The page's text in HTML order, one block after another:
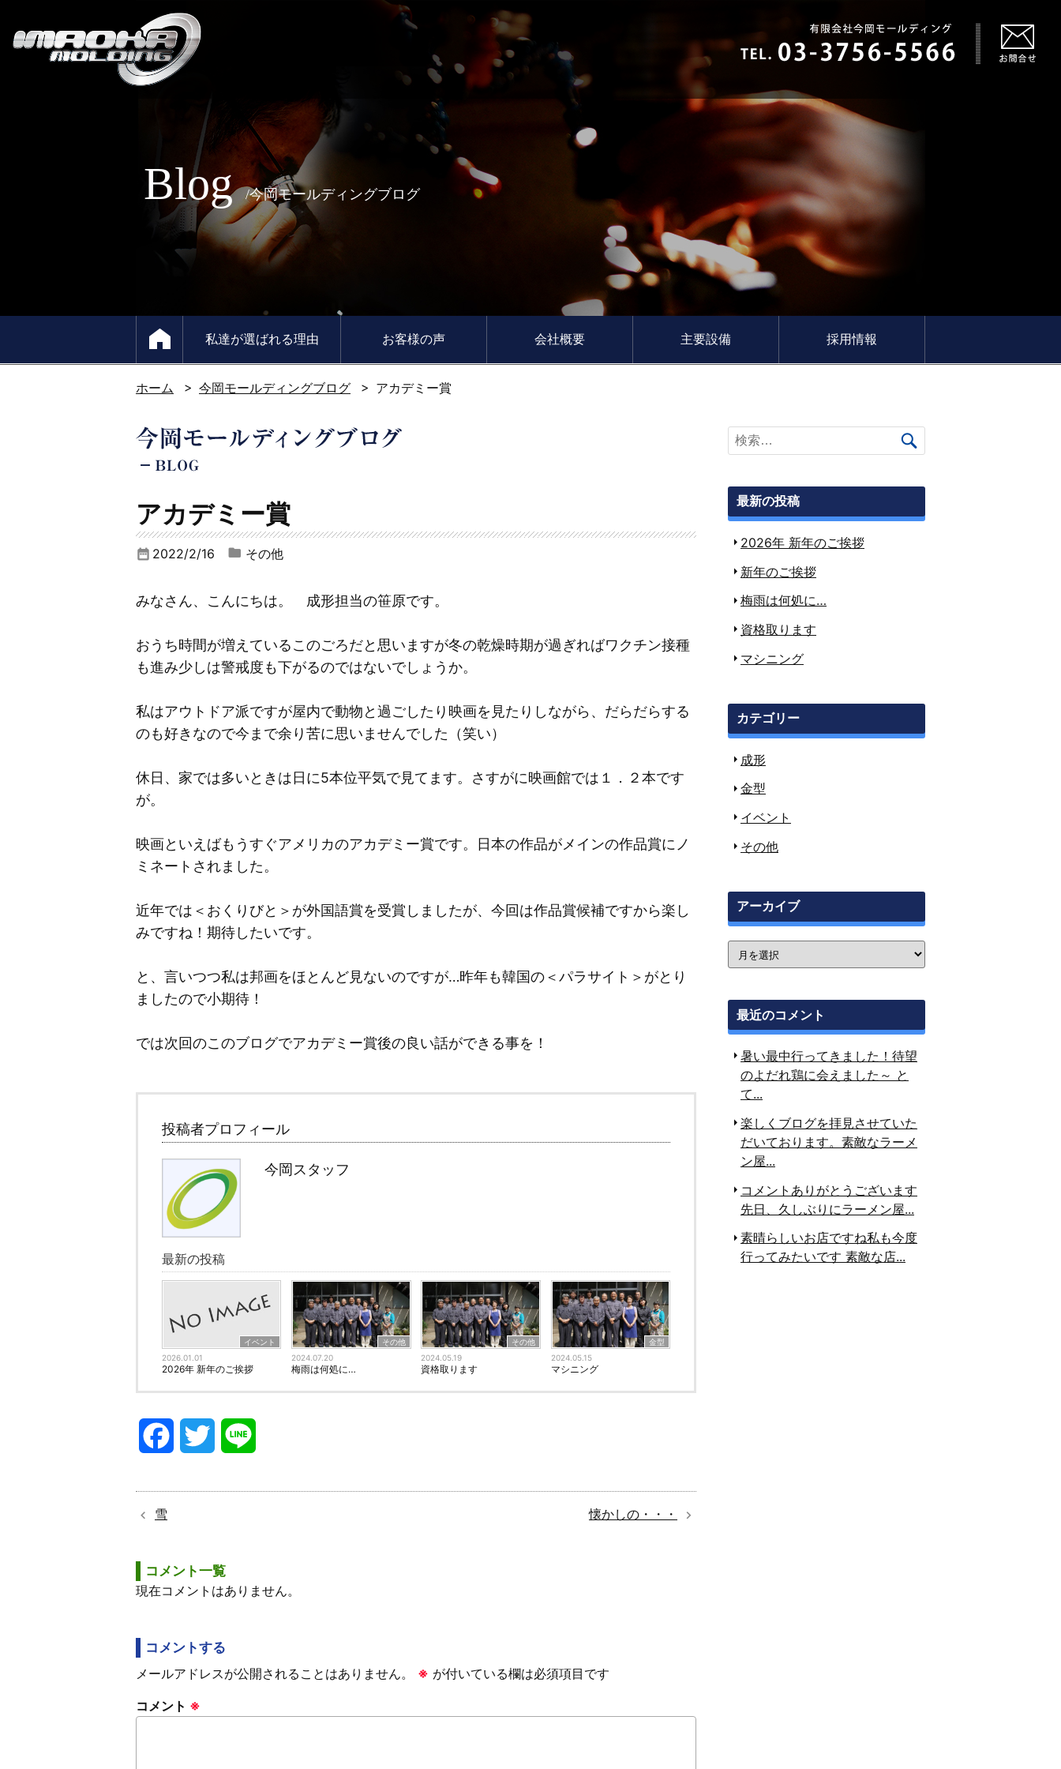
Blog /今岡モールディングブログ
私達が選ばれる理由 お客様の声 会社概要 主要設備 採用情報
ホーム 今岡モールディングブログ アカデミー賞
アカデミー賞
date_range 2022/2/16 その他
みなさん、こんにちは。 成形担当の笹原です。
おうち時間が増えているこのごろだと思いますが冬の乾燥時期が過ぎればワクチン接種
も進み少しは警戒度も下がるのではないでしょうか。
私はアウトドア派ですが屋内で動物と過ごしたり映画を見たりしながら、だらだらする
のも好きなので今まで余り苦に思いませんでした（笑い）
休日、家では多いときは日に5本位平気で見てます。さすがに映画館では１．２本です
が。
映画といえばもうすぐアメリカのアカデミー賞です。日本の作品がメインの作品賞にノ
ミネートされました。
近年では＜おくりびと＞が外国語賞を受賞しましたが、今回は作品賞候補ですから楽し
みですね！期待したいです。
と、言いつつ私は邦画をほとんど見ないのですが…昨年も韓国の＜パラサイト＞がとり
ましたので小期待！
では次回のこのブログでアカデミー賞後の良い話ができる事を！
投稿者プロフィール
今岡スタッフ
最新の投稿
イベント
2026.01.01
2026年 新年のご挨拶
その他
2024.07.20
梅雨は何処に…
その他
2024.05.19
資格取ります
金型
2024.05.15
マシニング
b
o
k
t
r
雪 懐かしの・・・
コメント一覧
現在コメントはありません。
コメントする
メールアドレスが公開されることはありません。
※ が付いている欄は必須項目です
コメント ※
最新の投稿
2026年 新年のご挨拶
新年のご挨拶
梅雨は何処に…
資格取ります
マシニング
カテゴリー
成形
金型
イベント
その他
アーカイブ
最近のコメント
暑い最中行ってきました！待望
のよだれ鶏に会えました～ と
て...
楽しくブログを拝見させていた
だいております。素敵なラーメ
ン屋...
コメントありがとうございます
先日、久しぶりにラーメン屋...
素晴らしいお店ですね私も今度
行ってみたいです 素敵な店...